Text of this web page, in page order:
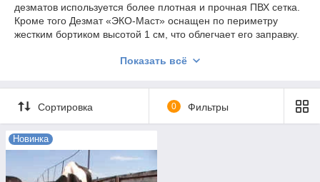
дезматов используется более плотная и прочная ПВХ сетка.
Кроме того Дезмат «ЭКО-Маст» оснащен по периметру
жестким бортиком высотой 1 см, что облегчает его заправку.
небольшой задержкой, и на заправку дезмата требуется
полностью исключить потери дезсредства при заправке. Т.е.
за один прием можно залить в дезмат размером 100*200 см
около 20 литров раствора, в течение 5-10 минут раствор
использованию.
Показать всё
Сортировка 0 Фильтры
Новинка